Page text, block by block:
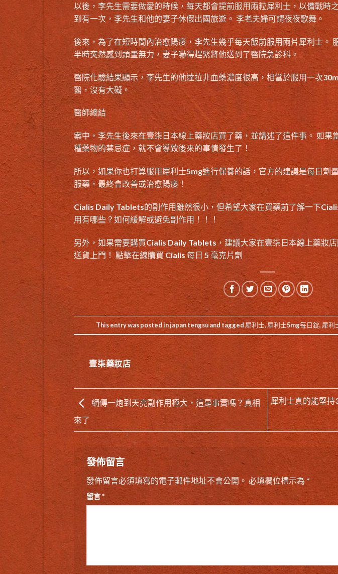
以後，李先生需要做愛的時候，每天都會提前服用兩粒犀利士，以備戰時
到有一次，李先生和他的妻子休假出國旅遊。 李老夫婦可謂夜夜歌舞。
後來，為了在短時間內治愈陽痿，李先生幾乎每天飯前服用兩片犀利士。
半時突然感到頭暈無力，妻子嚇得趕緊將他送到了醫院急診科。
醫院化驗結果顯示，李先生的他達拉非血藥濃度很高，相當於服用一次
醫，沒有大礙。
醫師總結
案中，李先生後來在壹柒日本線上藥妝店買了藥，並講述了這件事。 如果
種藥物的禁忌症，就不會導致後來的事情發生了！
所以，如果你也打算服用犀利士5mg進行保養的話，官方的建議是每日劑
服藥，最終會改善或治愈陽痿 ！
Cialis Daily Tablets的副作用雖然很小，但希望大家在買藥前了解一下
用有哪些？如何緩解或避免副作用！！！
另外，如果需要購買Cialis Daily Tablets，建議大家在壹柒日本線上藥妝店
送貨上門！ 點擊在線購買 Cialis 每日 5 毫克片劑
This entry was posted injapan tengsuand tagged 犀利士,犀利士5mg每日錠, 犀利
壹柒藥妝店
網傳一炮到天亮副作用極大，這是事實嗎？真相
來了
犀利士真的能堅持
發佈留言
發佈留言必須填寫的電子郵件地址不會公開。 必填欄位標示為 *
留言*